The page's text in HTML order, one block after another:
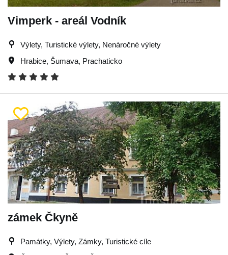
Vimperk - areál Vodník
Výlety, Turistické výlety, Nenáročné výlety
Hrabice, Šumava, Prachaticko
zámek Čkyně
Památky, Výlety, Zámky, Turistické cíle